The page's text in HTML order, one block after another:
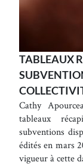
TABLEAUX
Cathy
tableaux
subventions
édités en mars
vigueur à cette